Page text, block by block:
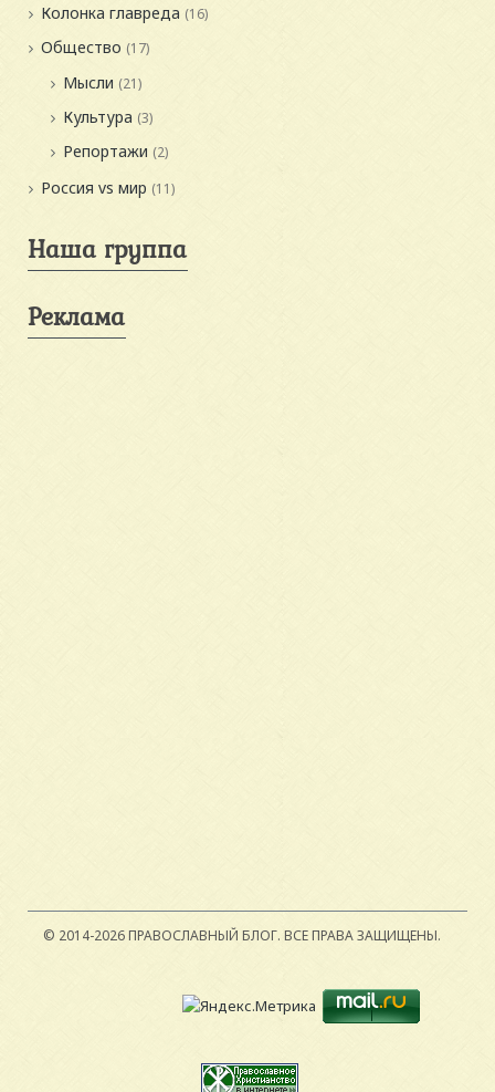
Колонка главреда (16)
Общество (17)
Мысли (21)
Культура (3)
Репортажи (2)
Россия vs мир (11)
Наша группа
Реклама
© 2014-2026 ПРАВОСЛАВНЫЙ БЛОГ. ВСЕ ПРАВА ЗАЩИЩЕНЫ.